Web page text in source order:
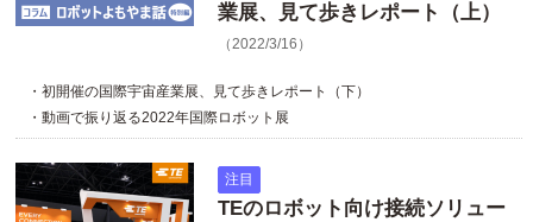
業展、見て歩きレポート（上）
（2022/3/16）
・初開催の国際宇宙産業展、見て歩きレポート（下）
・動画で振り返る2022年国際ロボット展
注目
TEのロボット向け接続ソリュー